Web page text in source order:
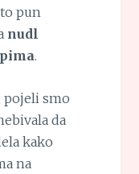
pun
nudl
.
pojeli smo
da
kako
na